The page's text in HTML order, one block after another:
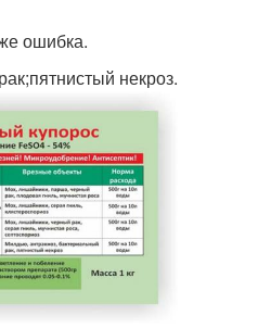
ошибка.
некроз.